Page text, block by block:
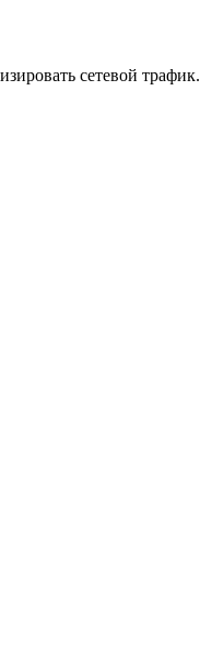
сетевой трафик.